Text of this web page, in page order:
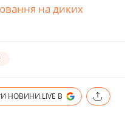
на диких
НОВИНИ.LIVE В